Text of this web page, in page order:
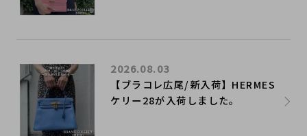
【ブラコレ広尾/新入荷】HERMES
ケリー28が入荷しました。
2026.08.03